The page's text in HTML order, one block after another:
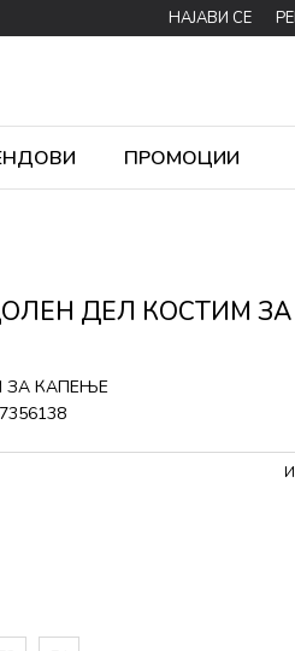
НАЈАВИ СЕ
ПРОМОЦИИ
ДЕЛ КОСТИМ
ЗА КАПЕЊЕ